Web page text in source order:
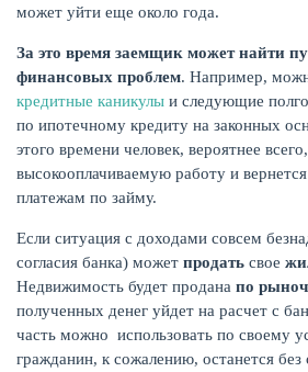
может уйти еще около года.
За это время заемщик может найти
финансовых проблем. Например,
кредитные каникулы и следующие
по ипотечному кредиту на законных
этого времени человек, вероятнее
высокооплачиваемую работу и
платежам по займу.
Если ситуация с доходами совсем
согласия банка) может продать свое
Недвижимость будет продана по
полученных денег уйдет на расчет с
часть можно использовать по своему
гражданин, к сожалению, останется без